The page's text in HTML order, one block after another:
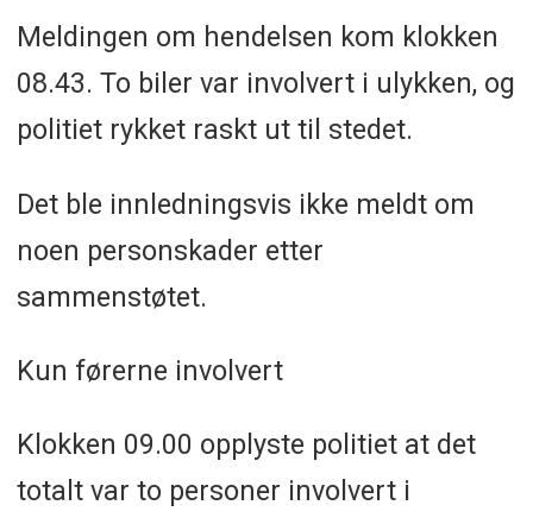
Meldingen om hendelsen kom klokken
08.43. To biler var involvert i ulykken, og
politiet rykket raskt ut til stedet.
Det ble innledningsvis ikke meldt om
noen personskader etter
sammenstøtet.
Kun førerne involvert
Klokken 09.00 opplyste politiet at det
totalt var to personer involvert i